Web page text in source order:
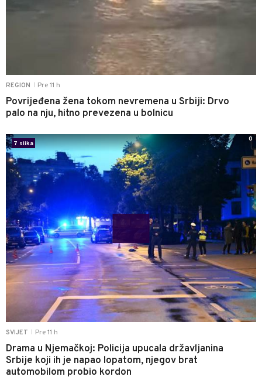
REGION Pre 11 h
Povrijeđena žena tokom nevremena u Srbiji: Drvo
palo na nju, hitno prevezena u bolnicu
SVIJET Pre 11 h
Drama u Njemačkoj: Policija upucala državljanina
Srbije koji ih je napao lopatom, njegov brat
automobilom probio kordon
7 slika
0